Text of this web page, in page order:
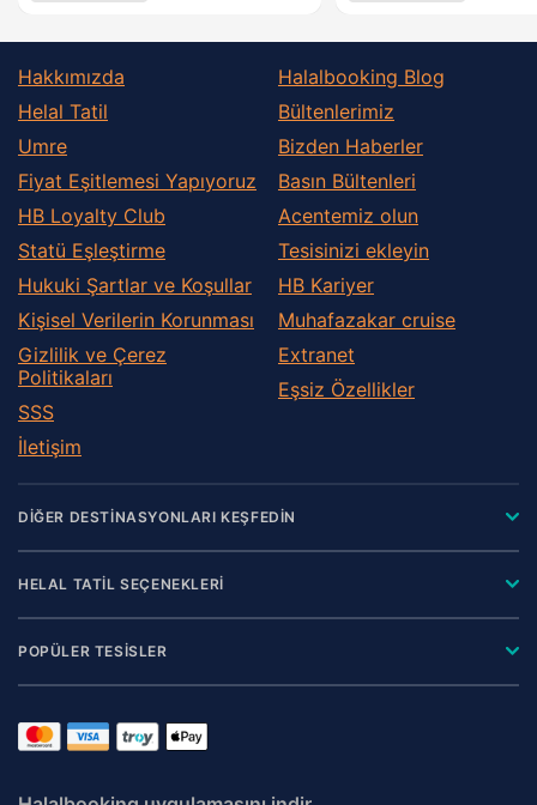
Hakkımızda
Helal Tatil
Umre
Fiyat Eşitlemesi Yapıyoruz
HB Loyalty Club
Statü Eşleştirme
Hukuki Şartlar ve Koşullar
Kişisel Verilerin Korunması
Gizlilik ve Çerez
Politikaları
SSS
İletişim
Halalbooking Blog
Bültenlerimiz
Bizden Haberler
Basın Bültenleri
Acentemiz olun
Tesisinizi ekleyin
HB Kariyer
Muhafazakar сruise
Extranet
Eşsiz Özellikler
DİĞER DESTİNASYONLARI KEŞFEDİN
HELAL TATİL SEÇENEKLERİ
POPÜLER TESİSLER